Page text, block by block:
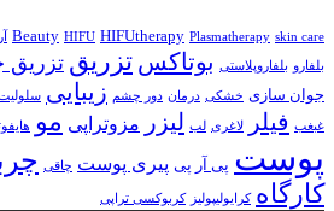
Beauty HIFU HIFUtherapy Plasmatherapy skin care
بلفارو بلفاروپلاستی بوتاکس تزریق تزریق
جوان سازی خشکی درمان دور چشم زیبایی
غبغب فیلر لاغری لب لیزر مزوتراپی مو
پوست پی آر پی پیری پوست چاقی
کارگاه کرایولیپولیز کربوکسی تراپی